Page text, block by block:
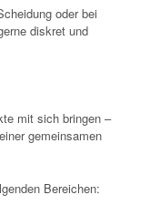
oder bei
diskret und
mit sich bringen –
gemeinsamen
Bereichen: